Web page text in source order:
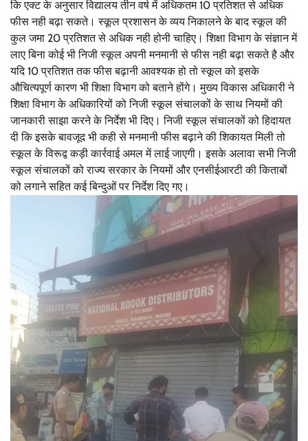
कि एक्ट के अनुसार विद्यालय तीन वर्ष में अधिकतम 10 प्रतिशत से अधिक
फीस नही बढ़ा सकते। स्कूल प्रशासन के व्यय निकालने के बाद स्कूल की
कुल जमा 20 प्रतिशत से अधिक नही होनी चाहिए। शिक्षा विभाग के संज्ञान में
लाए बिना कोई भी निजी स्कूल अपनी मनमानी से फीस नही बढ़ा सकते है और
यदि 10 प्रतिशत तक फीस बढ़ानी आवश्यक हो तो स्कूल को इसके
औचित्यपूर्ण कारण भी शिक्षा विभाग को बताने होंगे। मुख्य विकास अधिकारी ने
शिक्षा विभाग के अधिकारियों को निजी स्कूल संचालकों के साथ नियमों की
जानकारी साझा करने के निर्देश भी दिए। निजी स्कूल संचालकों को हिदायत
दी कि इसके बावजूद भी कही से मनमानी फीस बढ़ाने की शिकायत मिली तो
स्कूल के विरूद्व कड़ी कार्रवाई अमल में लाई जाएगी। इसके अलावा सभी निजी
स्कूल संचालकों को राज्य सरकार के नियमों और एनसीईआरटी की किताबों
को लगाने सहित कई बिन्दुओं पर निर्देश दिए गए।